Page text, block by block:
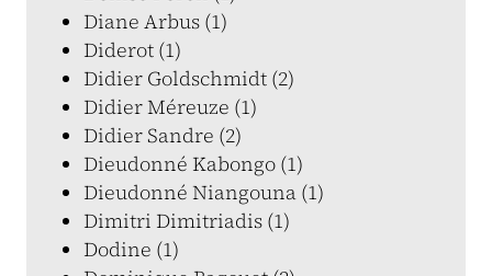
Diane Arbus (1)
Diderot (1)
Didier Goldschmidt (2)
Didier Méreuze (1)
Didier Sandre (2)
Dieudonné Kabongo (1)
Dieudonné Niangouna (1)
Dimitri Dimitriadis (1)
Dodine (1)